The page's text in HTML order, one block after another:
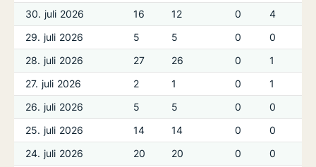
30. juli 2026
16 12 0
4
29. juli 2026
5 5 0
0
28. juli 2026
27 26 0
1
27. juli 2026
2 1 0
1
26. juli 2026
5 5 0
0
25. juli 2026
14 14 0
0
24. juli 2026
20 20 0
0